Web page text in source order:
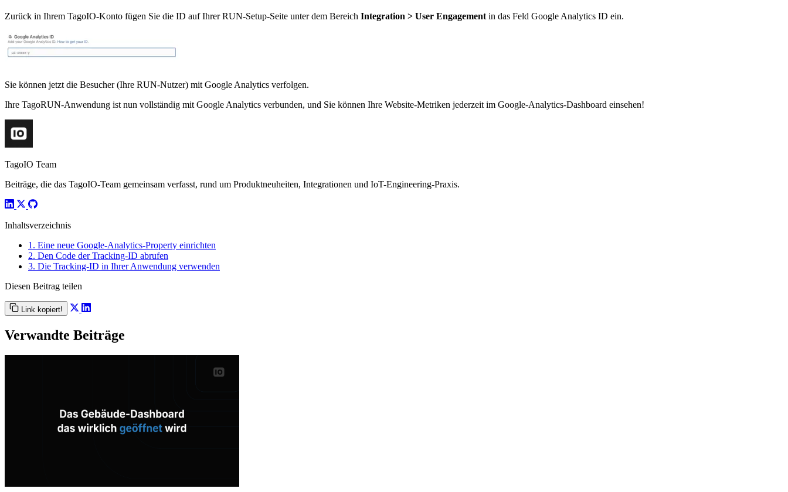
Zurück in Ihrem TagoIO-Konto fügen Sie die ID auf Ihrer RUN-Setup-Seite unter dem Bereich Integration > User Engagement in das Feld Google Analytics ID ein.
Sie können jetzt die Besucher (Ihre RUN-Nutzer) mit Google Analytics verfolgen.
Ihre TagoRUN-Anwendung ist nun vollständig mit Google Analytics verbunden, und Sie können Ihre Website-Metriken jederzeit im Google-Analytics-Dashboard einsehen!
TagoIO Team
Beiträge, die das TagoIO-Team gemeinsam verfasst, rund um Produktneuheiten, Integrationen und IoT-Engineering-Praxis.
Inhaltsverzeichnis
1. Eine neue Google-Analytics-Property einrichten
2. Den Code der Tracking-ID abrufen
3. Die Tracking-ID in Ihrer Anwendung verwenden
Diesen Beitrag teilen
Link kopiert!
Verwandte Beiträge